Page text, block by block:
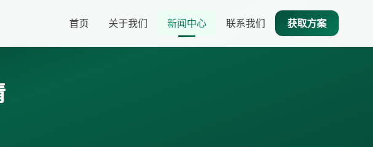
首页 关于我们 新闻中心 联系我们 获取方案